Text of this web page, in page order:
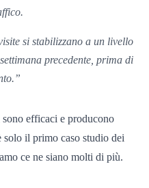
.
si stabilizzano a un livello
precedente prima di
.”
efficaci e producono
il primo caso studio dei
ce ne siano molti di più.